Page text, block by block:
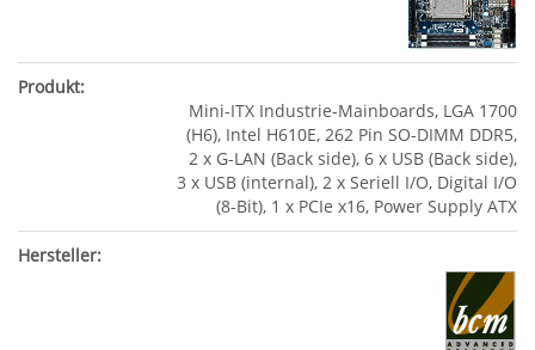
Mini-ITX Industrie-Mainboards, LGA 1700
(H6), Intel H610E, 262 Pin SO-DIMM DDR5,
2 x G-LAN (Back side), 6 x USB (Back side),
3 x USB (internal), 2 x Seriell I/O, Digital I/O
(8-Bit), 1 x PCIe x16, Power Supply ATX